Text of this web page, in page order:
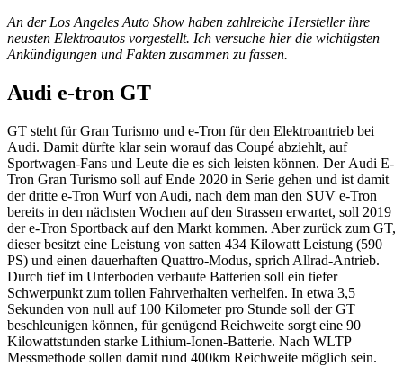
An der Los Angeles Auto Show haben zahlreiche Hersteller ihre
neusten Elektroautos vorgestellt. Ich versuche hier die wichtigsten
Ankündigungen und Fakten zusammen zu fassen.
Audi e-tron GT
GT steht für Gran Turismo und e-Tron für den Elektroantrieb bei
Audi. Damit dürfte klar sein worauf das Coupé abziehlt, auf
Sportwagen-Fans und Leute die es sich leisten können. Der Audi E-
Tron Gran Turismo soll auf Ende 2020 in Serie gehen und ist damit
der dritte e-Tron Wurf von Audi, nach dem man den SUV e-Tron
bereits in den nächsten Wochen auf den Strassen erwartet, soll 2019
der e-Tron Sportback auf den Markt kommen. Aber zurück zum GT,
dieser besitzt eine Leistung von satten 434 Kilowatt Leistung (590
PS) und einen dauerhaften Quattro-Modus, sprich Allrad-Antrieb.
Durch tief im Unterboden verbaute Batterien soll ein tiefer
Schwerpunkt zum tollen Fahrverhalten verhelfen. In etwa 3,5
Sekunden von null auf 100 Kilometer pro Stunde soll der GT
beschleunigen können, für genügend Reichweite sorgt eine 90
Kilowattstunden starke Lithium-Ionen-Batterie. Nach WLTP
Messmethode sollen damit rund 400km Reichweite möglich sein.